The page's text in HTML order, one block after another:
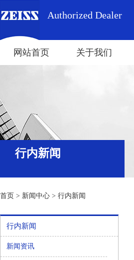
Authorized Dealer
网站首页 关于我们
行内新闻
首页 > 新闻中心 > 行内新闻
行内新闻
新闻资讯